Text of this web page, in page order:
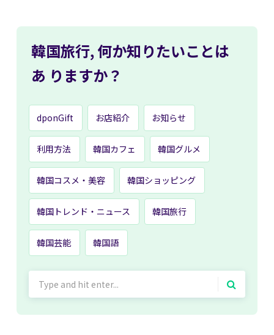
韓国旅行, 何か知りたいことは
あ りますか？
dponGift お店紹介 お知らせ
利用方法 韓国カフェ 韓国グルメ
韓国コスメ・美容 韓国ショッピング
韓国トレンド・ニュース 韓国旅行
韓国芸能 韓国語